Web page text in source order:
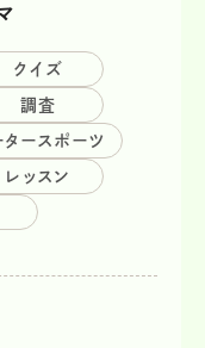
クイズ
調査
タースポーツ
レッスン